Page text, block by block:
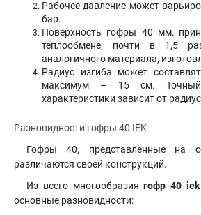
Рабочее давление может
бар.
Поверхность гофры 40 мм,
теплообмене, почти в 1,5
аналогичного материала,
Радиус изгиба может
максимум – 15 см. Точный
характеристики зависит от
Разновидности гофры 40 IEK
Гофры 40, представленные на
различаются своей конструкций.
Из всего многообразиягофр 40 iek
основные разновидности: